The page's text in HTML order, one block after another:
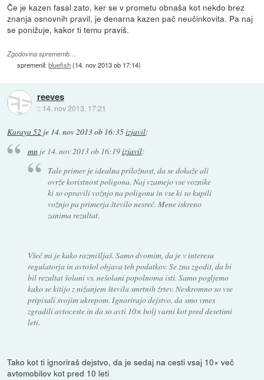
Če je kazen fasal zato, ker se v prometu obnaša kot nekdo brez
znanja osnovnih pravil, je denarna kazen pač neučinkovita. Pa naj
se ponižuje, kakor ti temu praviš.
Zgodovina sprememb…
spremenil:bluefish(14. nov 2013 ob 17:14)
reeves
:: 14. nov 2013, 17:21
Karaya 52 je 14. nov 2013 ob 16:35izjavil:
mnje 14. nov 2013 ob 16:19izjavil:
Tale primer je idealna priložnost, da se dokaže ali
ovrže koristnost poligona. Naj vzamejo vse voznike
ki so opravili vožnjo na poligonu in vse ki so kupili
vožnjo pa primerja število nesreč. Mene iskreno
zanima rezultat.
Všeč mi je kako razmišljaš. Samo dvomim, da je v interesu
regulatorja in avtošol objava teh podatkov. Se zna zgodit, da bi
bil rezultat šolani vs. nešolani popolnoma isti. Samo pogljemo
kako se kitijo z nižanjem števila smrtnih žrtev. Neskromno so vse
pripisali svojim ukrepom. Ignorirajo dejstvo, da smo vmes
zgradili avtoceste in da so avti 10× bolj varni kot pred desetimi
leti.
Tako kot ti ignoriraš dejstvo, da je sedaj na cesti vsaj 10× več
avtomobilov kot pred 10 leti